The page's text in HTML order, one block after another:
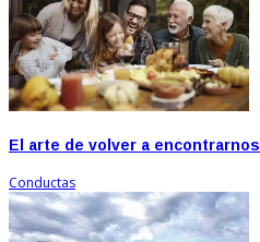
El arte de volver a encontrarnos
Conductas